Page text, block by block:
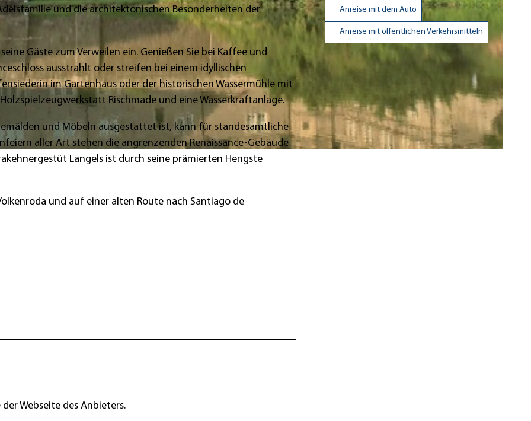
und die architektonischen Besonderheiten der
Gäste zum Verweilen ein. Genießen Sie bei Kaffee und
ausstrahlt oder streifen bei einem idyllischen
im Gartenhaus oder der historischen Wassermühle mit
Rischmade und eine Wasserkraftanlage.
und Möbeln ausgestattet ist, kann für standesamtliche
aller Art stehen die angrenzenden Renaissance-Gebäude
Langels ist durch seine prämierten Hengste
und auf einer alten Route nach Santiago de
Webseite des Anbieters.
Anreise mit dem Auto
Anreise mit öffentlichen Verkehrsmitteln